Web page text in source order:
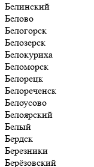
Белинский
Белово
Белогорск
Белозерск
Белокуриха
Беломорск
Белорецк
Белореченск
Белоусово
Белоярский
Белый
Бердск
Березники
Берёзовский